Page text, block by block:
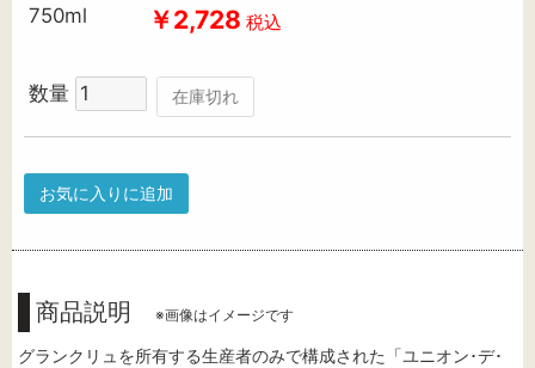
750ml ￥2,728 税込
数量 在庫切れ
お気に入りに追加
商品説明 ※画像はイメージです
グランクリュを所有する生産者のみで構成された「ユニオン･デ･